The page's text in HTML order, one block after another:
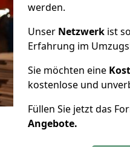
werden.
Unser Netzwerk ist
Erfahrung im
Sie möchten eine
kostenlose und
Füllen Sie jetzt das
Angebote.